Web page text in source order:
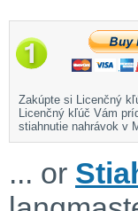
Zakúpte si Licenčný
Licenčný kľúč Vám
stiahnutie nahrávok v
... or